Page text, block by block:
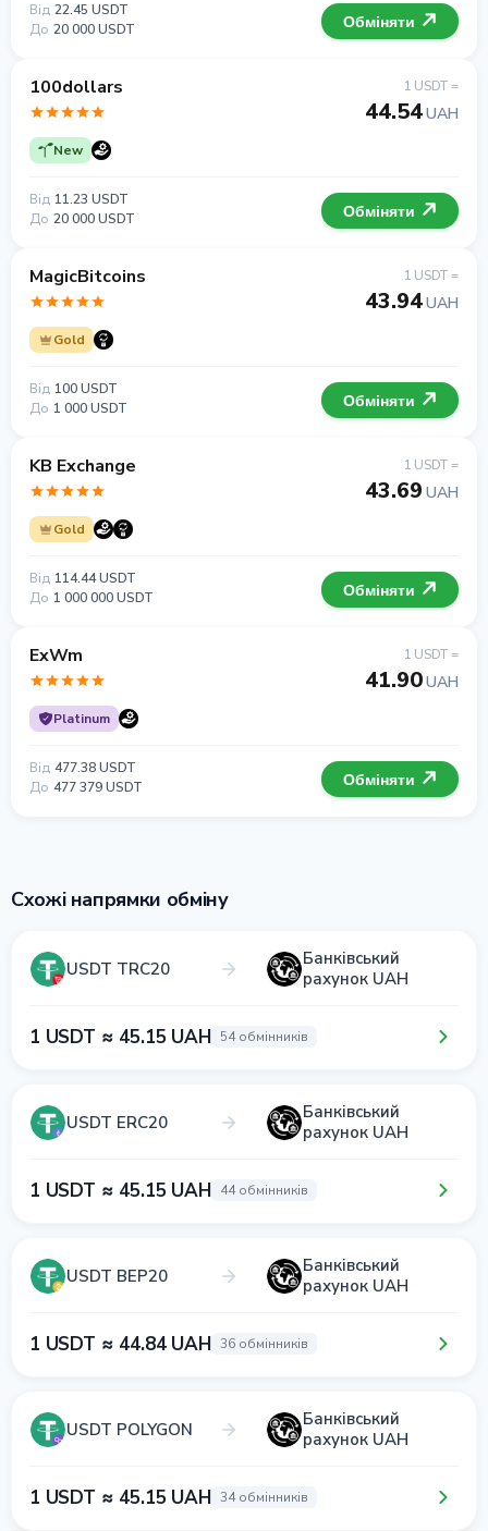
Від 22.45 USDT
До 20 000 USDT Обміняти
100dollars
New
1 USDT =
44.54UAH
Від 11.23 USDT
До 20 000 USDT Обміняти
MagicBitcoins
Gold
1 USDT =
43.94UAH
Від 100 USDT
До 1 000 USDT Обміняти
KB Exchange
Gold
1 USDT =
43.69 UAH
Від 114.44 USDT
До 1 000 000 USDT Обміняти
ExWm
Platinum
1 USDT =
41.90UAH
Від 477.38 USDT
До 477 379 USDT Обміняти
Схожі напрямки обміну
USDT TRC20
Банківський
рахунок UAH
1 USDT ≈ 45.15 UAH 54 обмінників
USDT ERC20
Банківський
рахунок UAH
1 USDT ≈ 45.15 UAH 44 обмінників
USDT BEP20
Банківський
рахунок UAH
1 USDT ≈ 44.84 UAH 36 обмінників
USDT POLYGON
Банківський
рахунок UAH
1 USDT ≈ 45.15 UAH 34 обмінників